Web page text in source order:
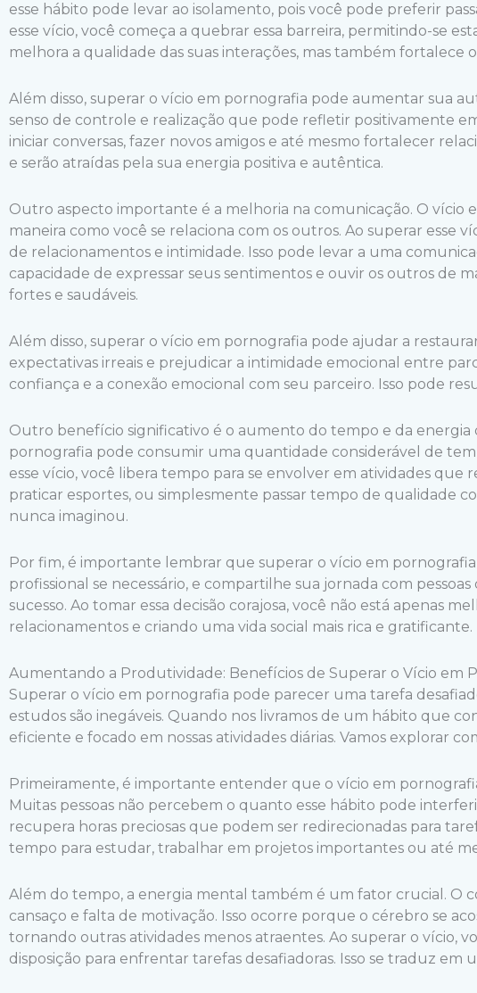
esse hábito pode levar ao isolamento, pois você pode preferir
esse vício, você começa a quebrar essa barreira, permitindo-se
melhora a qualidade das suas interações, mas também fortalece
Além disso, superar o vício em pornografia pode aumentar sua
senso de controle e realização que pode refletir positivamente
iniciar conversas, fazer novos amigos e até mesmo fortalecer
e serão atraídas pela sua energia positiva e autêntica.
Outro aspecto importante é a melhoria na comunicação. O
maneira como você se relaciona com os outros. Ao superar esse
de relacionamentos e intimidade. Isso pode levar a uma
capacidade de expressar seus sentimentos e ouvir os outros
fortes e saudáveis.
Além disso, superar o vício em pornografia pode ajudar a
expectativas irreais e prejudicar a intimidade emocional entre
confiança e a conexão emocional com seu parceiro. Isso pode
Outro benefício significativo é o aumento do tempo e da energia
pornografia pode consumir uma quantidade considerável de
esse vício, você libera tempo para se envolver em atividades
praticar esportes, ou simplesmente passar tempo de qualidade
nunca imaginou.
Por fim, é importante lembrar que superar o vício em
profissional se necessário, e compartilhe sua jornada com
sucesso. Ao tomar essa decisão corajosa, você não está apenas
relacionamentos e criando uma vida social mais rica e gratificante.
Aumentando a Produtividade: Benefícios de Superar o Vício em
Superar o vício em pornografia pode parecer uma tarefa
estudos são inegáveis. Quando nos livramos de um hábito que
eficiente e focado em nossas atividades diárias. Vamos explorar
Primeiramente, é importante entender que o vício em
Muitas pessoas não percebem o quanto esse hábito pode
recupera horas preciosas que podem ser redirecionadas para
tempo para estudar, trabalhar em projetos importantes ou até
Além do tempo, a energia mental também é um fator crucial. O
cansaço e falta de motivação. Isso ocorre porque o cérebro se
tornando outras atividades menos atraentes. Ao superar o vício,
disposição para enfrentar tarefas desafiadoras. Isso se traduz